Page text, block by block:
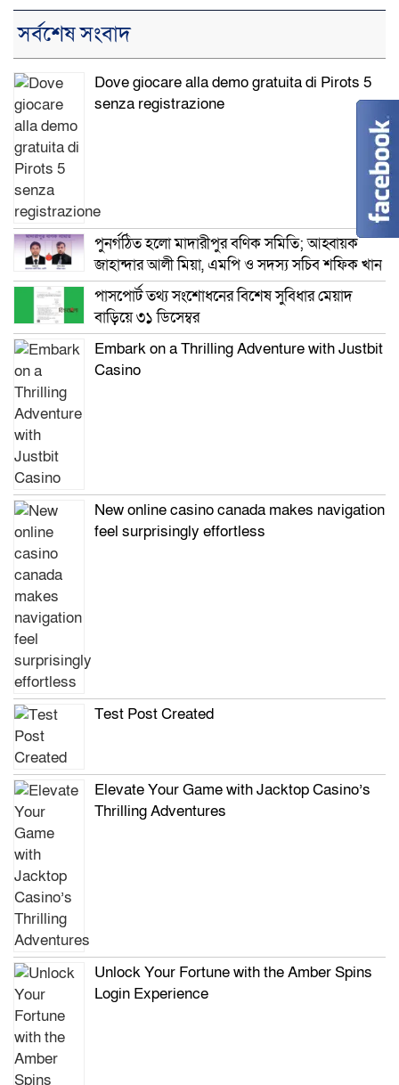
সর্বশেষ সংবাদ
Dove giocare alla demo gratuita di Pirots 5
senza registrazione
পুনর্গঠিত হলো মাদারীপুর বণিক সমিতি; আহ্বায়ক
জাহান্দার আলী মিয়া, এমপি ও সদস্য সচিব শফিক খান
পাসপোর্ট তথ্য সংশোধনের বিশেষ সুবিধার মেয়াদ
বাড়িয়ে ৩১ ডিসেম্বর
Embark on a Thrilling Adventure with Justbit
Casino
New online casino canada makes navigation
feel surprisingly effortless
Test Post Created
Elevate Your Game with Jacktop Casino’s
Thrilling Adventures
Unlock Your Fortune with the Amber Spins
Login Experience